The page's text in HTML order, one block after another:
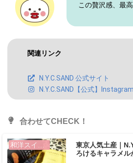
この贅沢感、最
関連リンク
N.Y.C.SAND 公式サイト
N.Y.C.SAND【公式】Instagram
合わせてCHECK！
東京人気土産｜
ろけるキャラメル